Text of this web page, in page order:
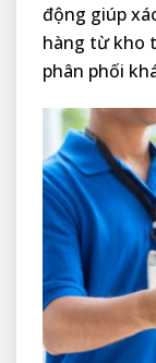
động giúp
hàng từ kho
phân phối